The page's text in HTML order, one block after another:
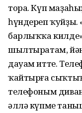
тора. Күп
һүндереп ҡуйҙы.
барлыҡҡа
шылтыратам,
дауам итте.
ҡайтырға
телефоным
әллә күпме